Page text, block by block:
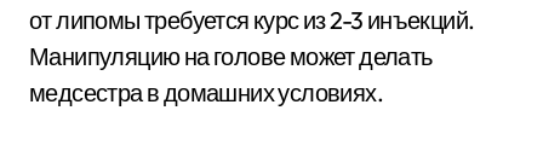
от липомы требуется курс из 2-3 инъекций.
Манипуляцию на голове может делать
медсестра в домашних условиях.